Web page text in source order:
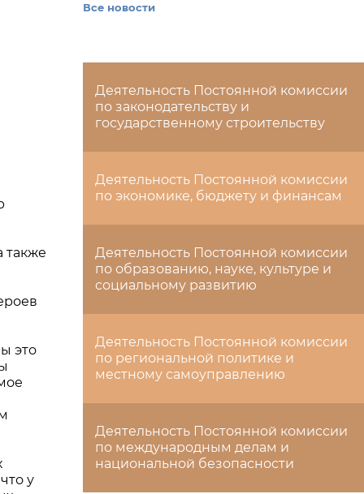
также
это
у
Все новости
Деятельность Постоянной комиссии
по законодательству и
государственному строительству
Деятельность Постоянной комиссии
по экономике, бюджету и финансам
Деятельность Постоянной комиссии
по образованию, науке, культуре и
социальному развитию
Деятельность Постоянной комиссии
по региональной политике и
местному самоуправлению
Деятельность Постоянной комиссии
по международным делам и
национальной безопасности